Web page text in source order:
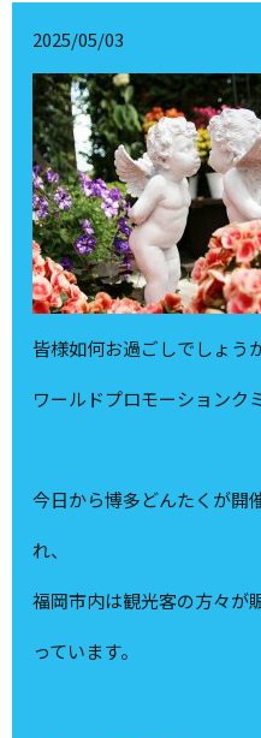
2025/05/03
皆様如何お過ごしでしょう
ワールドプロモーションク
今日から博多どんたくが開
れ、
福岡市内は観光客の方々が
っています。